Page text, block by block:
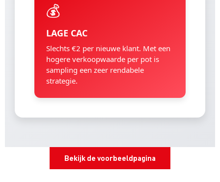
💰
LAGE CAC
Slechts €2 per nieuwe klant. Met een
hogere verkoopwaarde per pot is
sampling een zeer rendabele
strategie.
Bekijk de voorbeeldpagina